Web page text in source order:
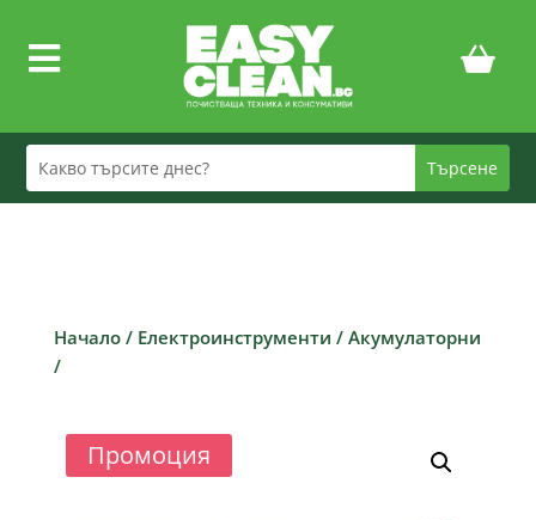

Начало/ Електроинструменти / Акумулаторни
/
Промоция